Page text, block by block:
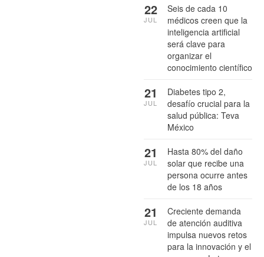
Seis de cada 10
médicos creen que la
inteligencia artificial
será clave para
organizar el
conocimiento científico
22
JUL
Diabetes tipo 2,
desafío crucial para la
salud pública: Teva
México
21
JUL
Hasta 80% del daño
solar que recibe una
persona ocurre antes
de los 18 años
21
JUL
Creciente demanda
de atención auditiva
impulsa nuevos retos
para la innovación y el
21
JUL